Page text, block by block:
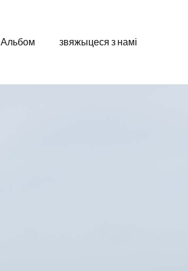
Альбом звяжыцеся з намі